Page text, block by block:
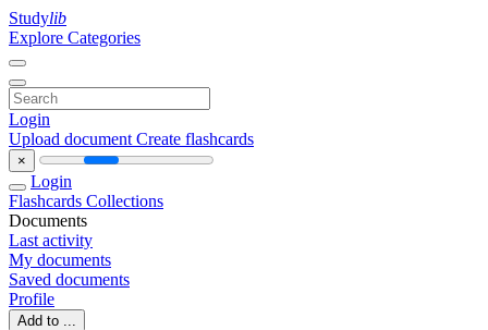
Studylib
Explore Categories
Login
Upload document Create flashcards
×
Login
Flashcards Collections
Documents
Last activity
My documents
Saved documents
Profile
Add to ...